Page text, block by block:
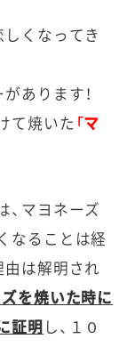
しくなってき
あります！
て焼いた 「マ
、マヨネーズ
なることは経
由は解明され
を焼いた時に
証明 し、１０